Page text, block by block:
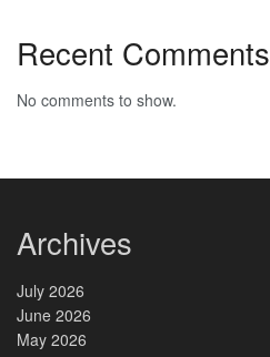
Recent Comments
No comments to show.
Archives
July 2026
June 2026
May 2026